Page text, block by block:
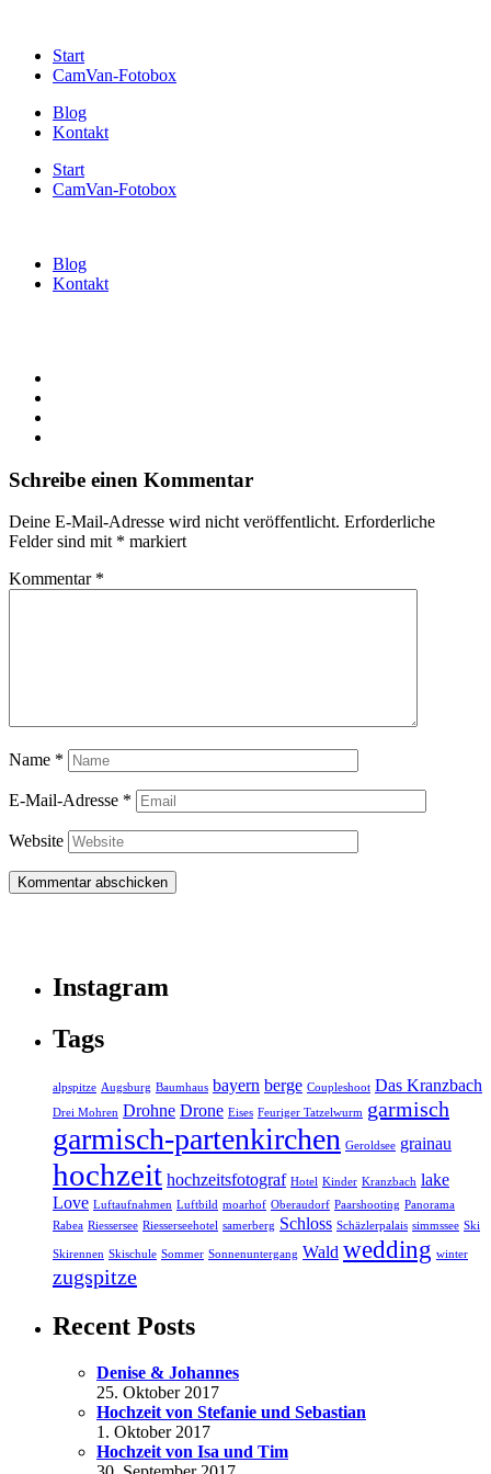
Start
CamVan-Fotobox
Blog
Kontakt
Start
CamVan-Fotobox
Blog
Kontakt
Schreibe einen Kommentar
Deine E-Mail-Adresse wird nicht veröffentlicht. Erforderliche
Felder sind mit * markiert
Kommentar *
Name *
E-Mail-Adresse *
Website
Instagram
Tags
alpspitze Augsburg Baumhaus bayern berge Coupleshoot Das Kranzbach
Drei Mohren Drohne Drone Eises Feuriger Tatzelwurm garmisch
garmisch-partenkirchen Geroldsee grainau
hochzeit hochzeitsfotograf Hotel Kinder Kranzbach lake
Love Luftaufnahmen Luftbild moarhof Oberaudorf Paarshooting Panorama
Rabea Riessersee Riesserseehotel samerberg Schloss Schäzlerpalais simmssee Ski
Skirennen Skischule Sommer Sonnenuntergang Wald wedding winter
zugspitze
Recent Posts
Denise & Johannes
25. Oktober 2017
Hochzeit von Stefanie und Sebastian
1. Oktober 2017
Hochzeit von Isa und Tim